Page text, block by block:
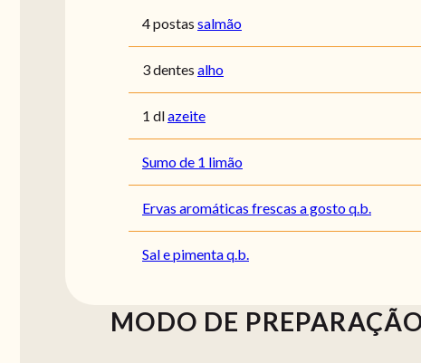
4 postas salmão
3 dentes alho
1 dlazeite
Sumo de 1 limão
Ervas aromáticas frescas a gosto q.b.
Sal e pimenta q.b.
MODO DE